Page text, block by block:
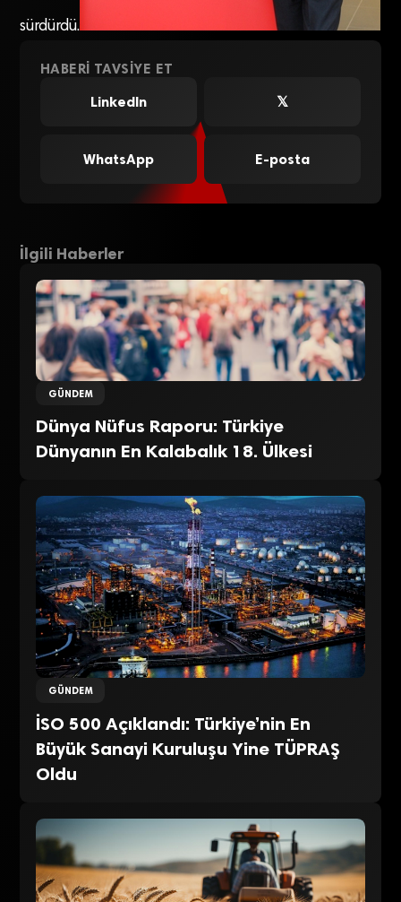
sürdürdü.
HABERI TAVSIYE ET
LinkedIn
𝕏
WhatsApp E-posta
İlgili Haberler
GÜNDEM
Dünya Nüfus Raporu: Türkiye
Dünyanın En Kalabalık 18. Ülkesi
GÜNDEM
İSO 500 Açıklandı: Türkiye’nin En
Büyük Sanayi Kuruluşu Yine TÜPRAŞ
Oldu